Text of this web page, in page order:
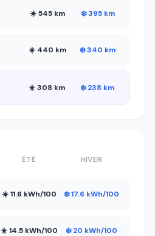
☀️ 545 km ❄️ 395 km
☀️ 440 km ❄️ 340 km
☀️ 308 km ❄️ 238 km
ÉTÉ HIVER
☀️ 11.6 kWh/100 ❄️ 17.6 kWh/100
☀️ 14.5 kWh/100 ❄️ 20 kWh/100